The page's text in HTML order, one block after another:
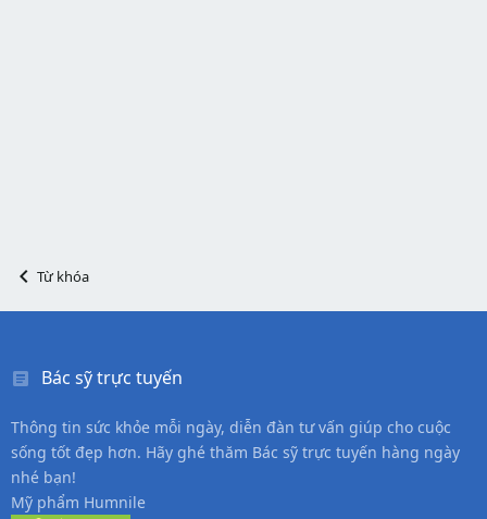
Từ khóa
Bác sỹ trực tuyến
Thông tin sức khỏe mỗi ngày, diễn đàn tư vấn giúp cho cuộc
sống tốt đẹp hơn. Hãy ghé thăm Bác sỹ trực tuyến hàng ngày
nhé bạn!
Mỹ phẩm Humnile